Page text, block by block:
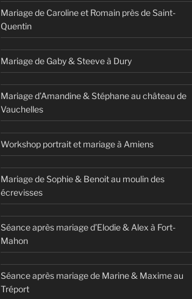
Mariage de Caroline et Romain près de Saint-
Quentin
Mariage de Gaby & Steeve à Dury
Mariage d’Amandine & Stéphane au château de
Vauchelles
Workshop portrait et mariage à Amiens
Mariage de Sophie & Benoit au moulin des
écrevisses
Séance après mariage d’Elodie & Alex à Fort-
Mahon
Séance après mariage de Marine & Maxime au
Tréport